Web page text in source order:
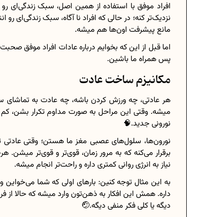
افراد موفق با استفاده از همین اصل، سبک
نزدیک‌تر کنه؛ در حالی که افراد نا آگاه، سبک زندگی‌ای
مانع پیشرفت اون‌ها هم میشه.
اما قبل از این که بخوایم درباره عادات افراد موفق
پس همراه ما باشین.
مکانیزم ساخت عادت
هر عادتی، چه ورزش کردن باشه، چه عادت به تماشای
میشه. وقتی این مراحل به صورت مداوم تکرار بشن،
نورونی جدید.🧠
نورون‌ها، سلول‌های عصبی مغز ما هستن؛ وقتی عادتی
برقرار می‌کنه که به مرور زمان، قوی‌تر و قوی‌تر میشن.
نیاز به انرژی روانی کمتری داره و راحت‌تر انجام میشه.
به این مثال توجه کنین: بارهای اولی که شما
داره. همش این افکار به ذهن‌تون وارد میشه که حالا از
دیگه یا کلی فکر منفی دیگه.🤕